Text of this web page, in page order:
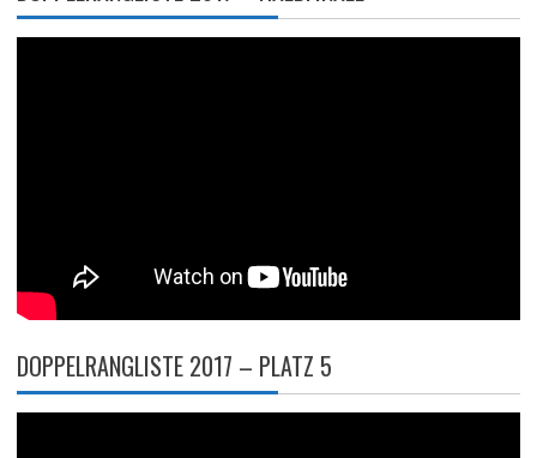
DOPPELRANGLISTE 2017 – PLATZ 5